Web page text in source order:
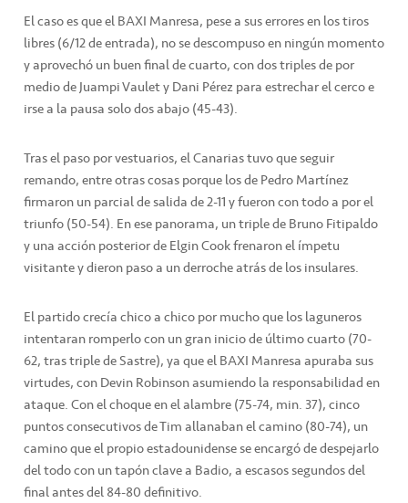
El caso es que el BAXI Manresa, pese a sus errores en los tiros
libres (6/12 de entrada), no se descompuso en ningún momento
y aprovechó un buen final de cuarto, con dos triples de por
medio de Juampi Vaulet y Dani Pérez para estrechar el cerco e
irse a la pausa solo dos abajo (45-43).
Tras el paso por vestuarios, el Canarias tuvo que seguir
remando, entre otras cosas porque los de Pedro Martínez
firmaron un parcial de salida de 2-11 y fueron con todo a por el
triunfo (50-54). En ese panorama, un triple de Bruno Fitipaldo
y una acción posterior de Elgin Cook frenaron el ímpetu
visitante y dieron paso a un derroche atrás de los insulares.
El partido crecía chico a chico por mucho que los laguneros
intentaran romperlo con un gran inicio de último cuarto (70-
62, tras triple de Sastre), ya que el BAXI Manresa apuraba sus
virtudes, con Devin Robinson asumiendo la responsabilidad en
ataque. Con el choque en el alambre (75-74, min. 37), cinco
puntos consecutivos de Tim allanaban el camino (80-74), un
camino que el propio estadounidense se encargó de despejarlo
del todo con un tapón clave a Badio, a escasos segundos del
final antes del 84-80 definitivo.